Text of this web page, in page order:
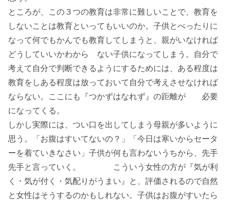
ところが、この３つの教育は非常に難しいことで、教育を
しないことは教育といってもいいのか。子供とべったりに
なって何でもかんでも教育してしまうと、親がいなければ
どうしていいかわから ない子供になってしまう。自分で
考えて自分で判断できるようにするためには、ある程度は
教育をしある程度は放っておいて自分で考えさせなければ
ならない。ここにも『つかずはなれず』の距離が 必要
になってくる。
しかし実際には、つい口を出してしまう母親が多いように
思う。「お腹はすいてないの？」「今日は寒いからセータ
ーを着ていきなさい」子供が何も言わないうちから、先手
先手と言っていく。 こういう女性の方が『気が利
く・気が付く・気配りがうまい』と、評価されるので自然
と女性はそうするのかもしれない。子供はお腹がすいたら